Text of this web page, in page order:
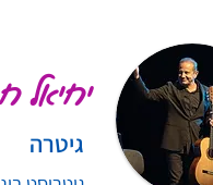
יחיאל
גיטרה